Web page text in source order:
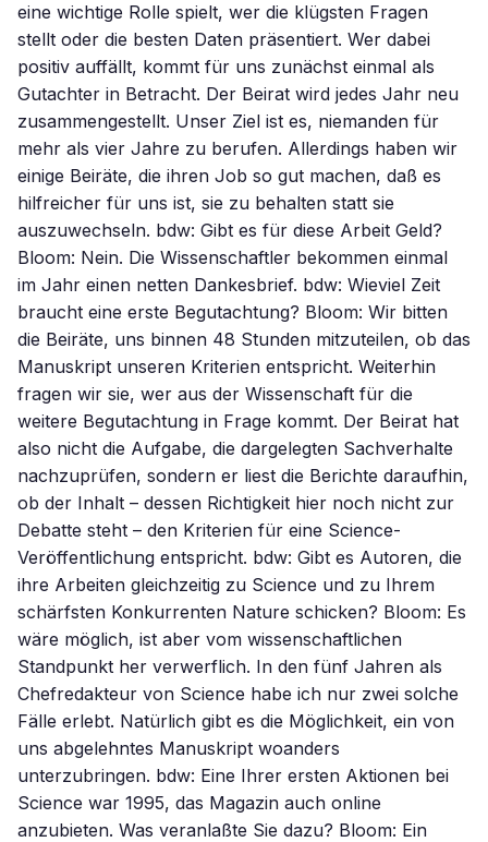
eine wichtige Rolle spielt, wer die klügsten Fragen
stellt oder die besten Daten präsentiert. Wer dabei
positiv auffällt, kommt für uns zunächst einmal als
Gutachter in Betracht. Der Beirat wird jedes Jahr neu
zusammengestellt. Unser Ziel ist es, niemanden für
mehr als vier Jahre zu berufen. Allerdings haben wir
einige Beiräte, die ihren Job so gut machen, daß es
hilfreicher für uns ist, sie zu behalten statt sie
auszuwechseln. bdw: Gibt es für diese Arbeit Geld?
Bloom: Nein. Die Wissenschaftler bekommen einmal
im Jahr einen netten Dankesbrief. bdw: Wieviel Zeit
braucht eine erste Begutachtung? Bloom: Wir bitten
die Beiräte, uns binnen 48 Stunden mitzuteilen, ob das
Manuskript unseren Kriterien entspricht. Weiterhin
fragen wir sie, wer aus der Wissenschaft für die
weitere Begutachtung in Frage kommt. Der Beirat hat
also nicht die Aufgabe, die dargelegten Sachverhalte
nachzuprüfen, sondern er liest die Berichte daraufhin,
ob der Inhalt – dessen Richtigkeit hier noch nicht zur
Debatte steht – den Kriterien für eine Science-
Veröffentlichung entspricht. bdw: Gibt es Autoren, die
ihre Arbeiten gleichzeitig zu Science und zu Ihrem
schärfsten Konkurrenten Nature schicken? Bloom: Es
wäre möglich, ist aber vom wissenschaftlichen
Standpunkt her verwerflich. In den fünf Jahren als
Chefredakteur von Science habe ich nur zwei solche
Fälle erlebt. Natürlich gibt es die Möglichkeit, ein von
uns abgelehntes Manuskript woanders
unterzubringen. bdw: Eine Ihrer ersten Aktionen bei
Science war 1995, das Magazin auch online
anzubieten. Was veranlaßte Sie dazu? Bloom: Ein